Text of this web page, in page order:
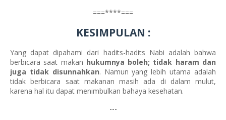
===****===
KESIMPULAN :
Yang dapat dipahami dari hadits-hadits Nabi adalah bahwa
berbicara saat makan hukumnya boleh; tidak haram dan
juga tidak disunnahkan. Namun yang lebih utama adalah
tidak berbicara saat makanan masih ada di dalam mulut,
karena hal itu dapat menimbulkan bahaya kesehatan.
---